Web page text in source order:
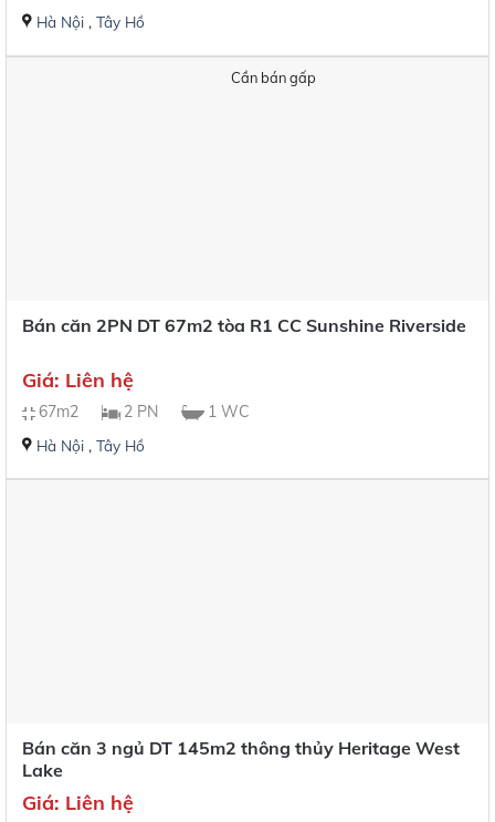
Hà Nội, Tây Hồ
Cần bán gấp
Bán căn 2PN DT 67m2 tòa R1 CC Sunshine Riverside
Giá: Liên hệ
67m2 2 PN 1 WC
Hà Nội, Tây Hồ
Bán căn 3 ngủ DT 145m2 thông thủy Heritage West
Lake
Giá: Liên hệ